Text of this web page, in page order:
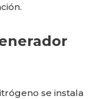
se instala